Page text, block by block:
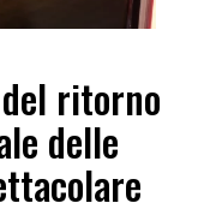
ritorno
delle